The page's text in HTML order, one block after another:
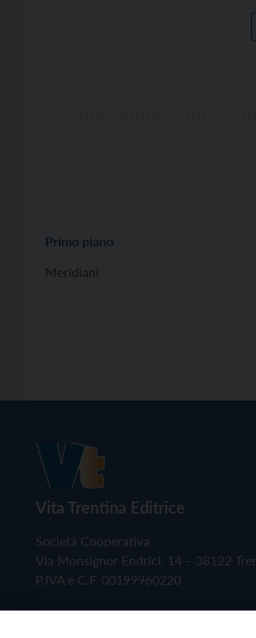
Primo piano
Meridiani
Vita Trentina Editrice
Società Cooperativa
Via Monsignor Endrici, 14 – 38122
P.IVA e C.F. 00199960220